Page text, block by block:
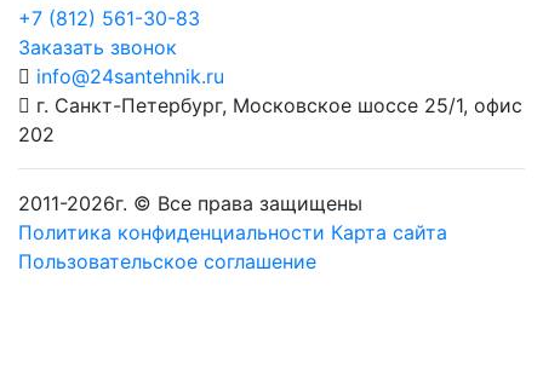
+7 (812) 561-30-83
Заказать звонок
info@24santehnik.ru
г. Санкт-Петербург, Московское шоссе 25/1, офис
202
2011-2026г. © Все права защищены
Политика конфиденциальности Карта сайта
Пользовательское соглашение